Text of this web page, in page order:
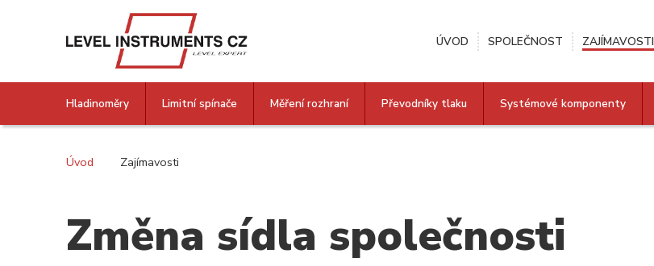
ÚVOD SPOLEČNOST ZAJÍMAVOSTI
Hladinoměry Limitní spínače Měření rozhraní Převodníky tlaku Systémové komponenty
Úvod Zajímavosti
Změna sídla společnosti